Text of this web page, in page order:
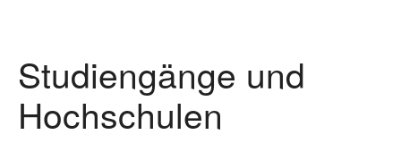
Studiengänge und
Hochschulen